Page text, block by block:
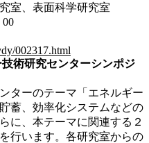
室、表面科学研究室
002317.html
術研究センターシンポジ
ターのテーマ「エネルギー
蓄、効率化システムなどの
に、本テーマに関連する２
行います。 各研究室からの